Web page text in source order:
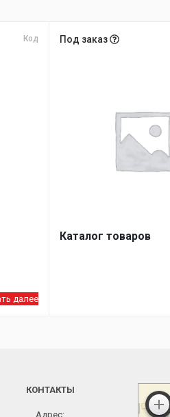
Код
далее
Под заказ
Каталог товаров
КОНТАКТЫ
Адрес: